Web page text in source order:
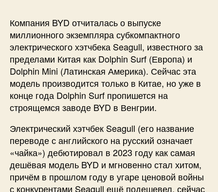
Компания BYD отчиталась о выпуске
миллионного экземпляра субкомпактного
электрического хэтчбека Seagull, известного за
пределами Китая как Dolphin Surf (Европа) и
Dolphin Mini (Латинская Америка). Сейчас эта
модель производится только в Китае, но уже в
конце года Dolphin Surf пропишется на
строящемся заводе BYD в Венгрии.
Электрический хэтчбек Seagull (его название
переводе с английского на русский означает
«чайка») дебютировал в 2023 году как самая
дешёвая модель BYD и мгновенно стал хитом,
причём в прошлом году в угаре ценовой войны
с конкурентами Seagull ещё подешевел, сейчас